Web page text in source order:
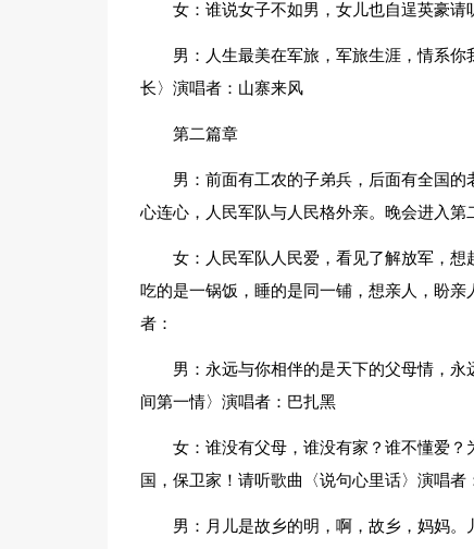
女：谁说女子不如男，女儿也自逞英豪
男：人生最美在军旅，军旅生涯，情系
长〉演唱者：山寨来风
第二篇章
男：前面有工农的子弟兵，后面有全国
心连心，人民军队与人民格外亲。晚会进入第
女：人民军队人民爱，看见了解放军，想
吃的是一锅饭，睡的是同一铺，想亲人，盼
者：
男：永远与你相伴的是天下的父母情，
间第一情〉演唱者：巴扎黑
女：谁没有父母，谁没有家？谁不懂爱
国，保卫家！请听歌曲〈说句心里话〉演唱者
男：月儿是故乡的明，啊，故乡，妈妈